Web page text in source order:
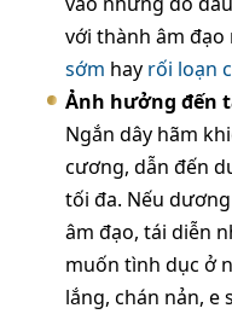
với thành âm
sớm hay rối loạn
Ảnh hưởng đến
Ngắn dây hãm
cương, dẫn đến
tối đa. Nếu
âm đạo, tái diễn
muốn tình dục ở
lắng, chán nản, e